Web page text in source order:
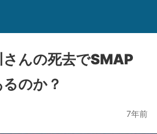
んの死去でSMAP
のか？
7年前